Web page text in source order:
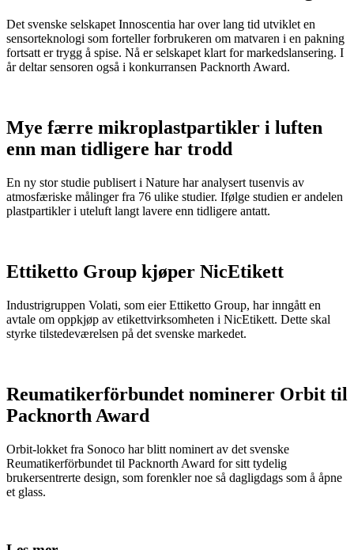
Det svenske selskapet Innoscentia har over lang tid utviklet en
sensorteknologi som forteller forbrukeren om matvaren i en pakning
fortsatt er trygg å spise. Nå er selskapet klart for markedslansering. I
år deltar sensoren også i konkurransen Packnorth Award.
Mye færre mikroplastpartikler i luften
enn man tidligere har trodd
En ny stor studie publisert i Nature har analysert tusenvis av
atmosfæriske målinger fra 76 ulike studier. Ifølge studien er andelen
plastpartikler i uteluft langt lavere enn tidligere antatt.
Ettiketto Group kjøper NicEtikett
Industrigruppen Volati, som eier Ettiketto Group, har inngått en
avtale om oppkjøp av etikettvirksomheten i NicEtikett. Dette skal
styrke tilstedeværelsen på det svenske markedet.
Reumatikerförbundet nominerer Orbit til
Packnorth Award
Orbit-lokket fra Sonoco har blitt nominert av det svenske
Reumatikerförbundet til Packnorth Award for sitt tydelig
brukersentrerte design, som forenkler noe så dagligdags som å åpne
et glass.